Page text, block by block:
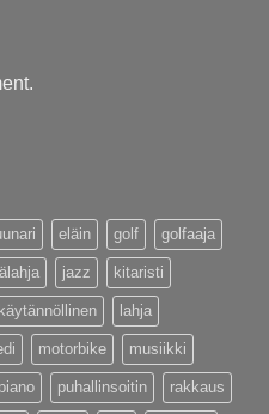
eläin golf golfaaja
jazz kitaristi
käytännöllinen lahja
motorbike musiikki
piano puhallinsoitin rakkaus